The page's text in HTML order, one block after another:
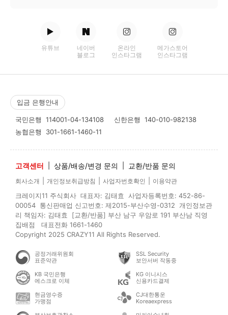
유튜브
네이버
블로그
온라인
인스타그램
메가스토어
인스타그램
입금 은행안내
국민은행 114001-04-134108 신한은행 140-010-982138
농협은행 301-1661-1460-11
고객센터 상품/배송/변경 문의 교환/반품 문의
회사소개 개인정보취급방침 사업자번호확인 이용약관
크레이지11 주식회사 대표자: 김태효 사업자등록번호: 452-86-
00054 통신판매업 신고번호: 제2015-부산수영-0312 개인정보관
리 책임자: 김태효 [교환/반품] 부산 남구 우암로 191 부산남 직영
집배점 대표전화 1661-1460
Copyright 2025 CRAZY11 All Rights Reserved.
공정거래위원회
표준약관
SSL Security
보안서버 작동중
KB 국민은행
에스크로 이체
KG 이니시스
신용카드결제
현금영수증
가맹점
CJ대한통운
Koreaexpress